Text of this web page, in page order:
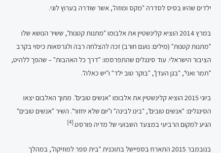
ילדים שהיוו בסיס לסדרה "מקס ומוזה", אשר שודרה בערוץ לוגי.
במרץ 2014 הוציא קלינשטיין את אלבומו "מתנות קטנות", ששיר הנושא שלו
"מתנות קטנות" (מילים: נועם חורב) זכה להצלחה רבה ולגרסאות כיסוי בקרב
הציבור הישראלי. עוד סינגלים שהתפרסמו: "דרך כל האהבות" – שהפך ללהיט,
"תמר ואני", "בגן העדן", "בוקר טוב ילד" ו"יש כאלה".
ביוני 2015 הוציא קלינשטיין את אלבומו "אנשים טובים". מתוך האלבום יצאו
הסינגלים: "אנשים טובים", "בינו לבינה" ו"יום שלא יחזור". השיר "אנשים טובים"
הגיע למקום הרביעי במצעד השבועי של מדיה פורסט.[4]
בנובמבר 2015 התארח בספיישל בתוכנית "בית ספר למוזיקה", במהלך